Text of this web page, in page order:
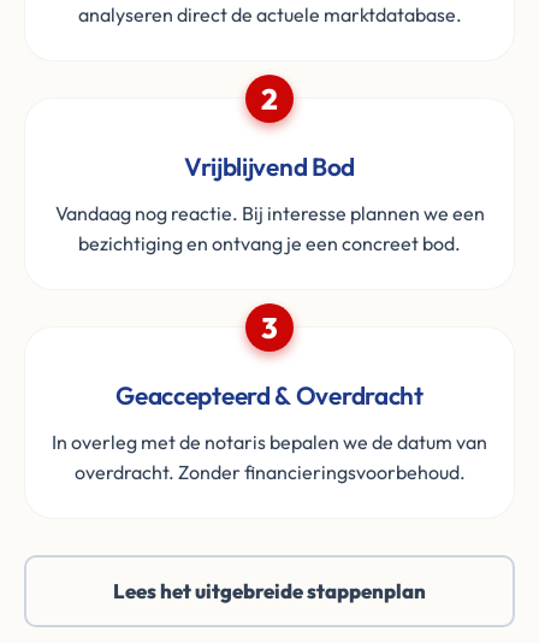
analyseren direct de actuele marktdatabase.
2
Vrijblijvend Bod
Vandaag nog reactie. Bij interesse plannen we een
bezichtiging en ontvang je een concreet bod.
3
Geaccepteerd & Overdracht
In overleg met de notaris bepalen we de datum van
overdracht. Zonder financieringsvoorbehoud.
Lees het uitgebreide stappenplan